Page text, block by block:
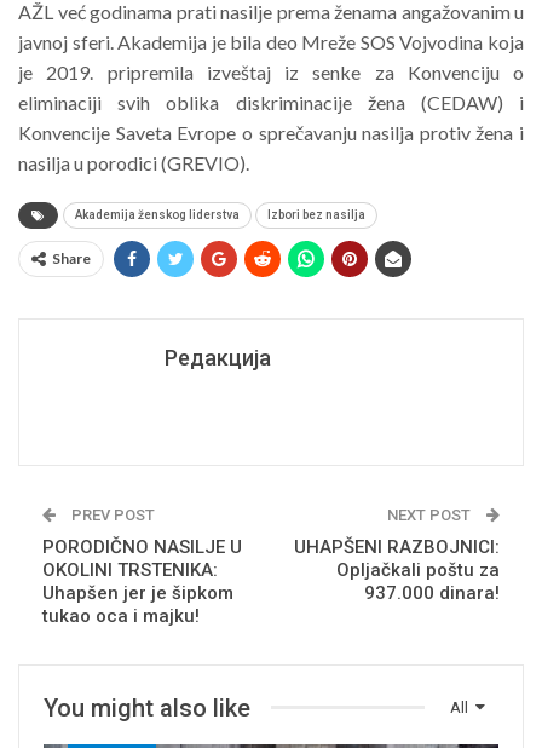
AŽL već godinama prati nasilje prema ženama angažovanim u
javnoj sferi. Akademija je bila deo Mreže SOS Vojvodina koja
je 2019. pripremila izveštaj iz senke za Konvenciju o
eliminaciji svih oblika diskriminacije žena (CEDAW) i
Konvencije Saveta Evrope o sprečavanju nasilja protiv žena i
nasilja u porodici (GREVIO).
Akademija ženskog liderstva Izbori bez nasilja
Share
Редакција
PREV POST
PORODIČNO NASILJE U
OKOLINI TRSTENIKA:
Uhapšen jer je šipkom
tukao oca i majku!
NEXT POST
UHAPŠENI RAZBOJNICI:
Opljačkali poštu za
937.000 dinara!
All
You might also like